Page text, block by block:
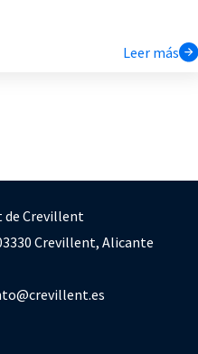
Leer más
Crevillent
Crevillent, Alicante